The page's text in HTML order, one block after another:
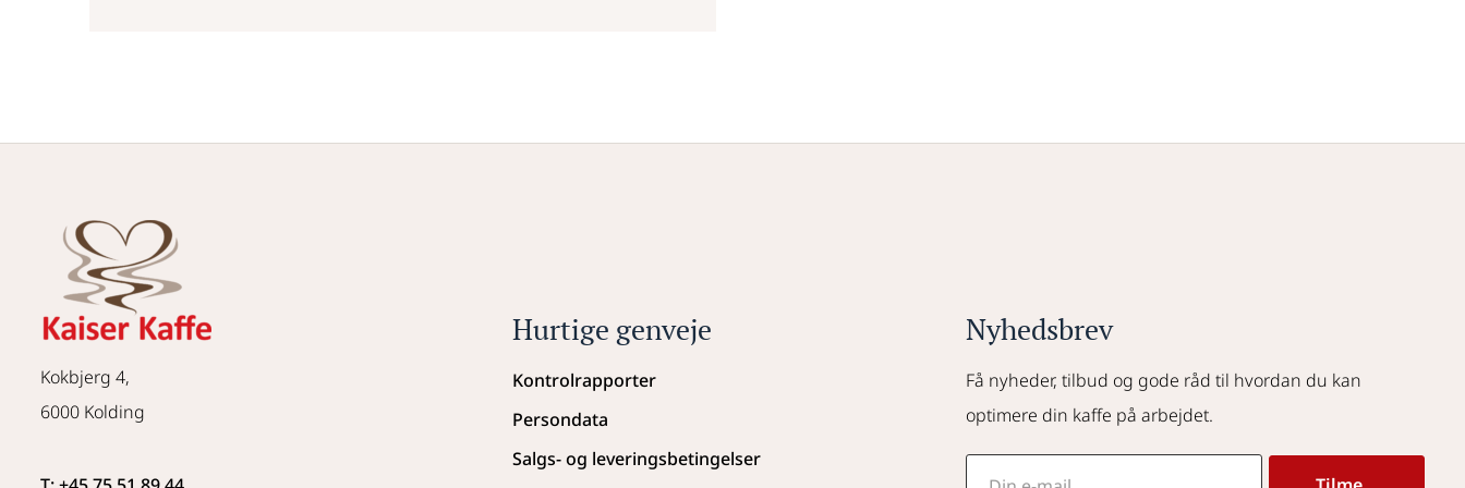
Kokbjerg 4,
6000 Kolding
Hurtige genveje
Kontrolrapporter
Persondata
Salgs- og leveringsbetingelser
Nyhedsbrev
Få nyheder, tilbud og gode råd til hvordan du kan
optimere din kaffe på arbejdet.